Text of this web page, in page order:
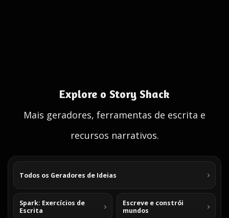
Explore o Story Shack
Mais geradores, ferramentas de escrita e
recursos narrativos.
Todos os Geradores de Ideias
Spark: Exercícios de
Escrita
Escreve e constrói
mundos